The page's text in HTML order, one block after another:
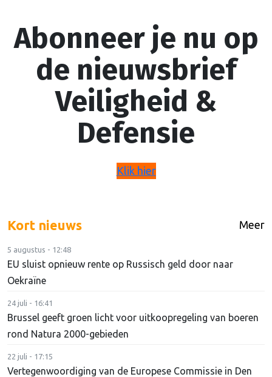
Abonneer je nu op
de nieuwsbrief
Veiligheid &
Defensie
Klik hier
Kort nieuws Meer
5 augustus - 12:48
EU sluist opnieuw rente op Russisch geld door naar
Oekraïne
24 juli - 16:41
Brussel geeft groen licht voor uitkoopregeling van boeren
rond Natura 2000-gebieden
22 juli - 17:15
Vertegenwoordiging van de Europese Commissie in Den